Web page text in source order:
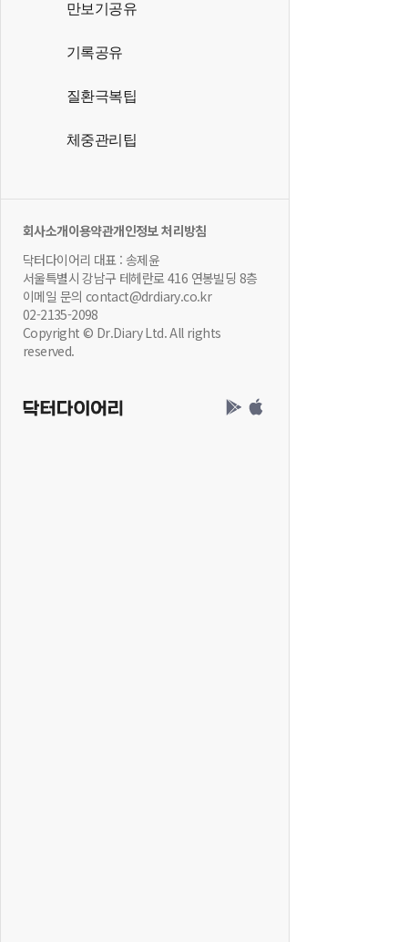
만보기공유
기록공유
질환극복팁
체중관리팁
회사소개이용약관개인정보 처리방침
닥터다이어리 대표 : 송제윤
서울특별시 강남구 테헤란로 416 연봉빌딩 8층
이메일 문의 contact@drdiary.co.kr
02-2135-2098
Copyright © Dr.Diary Ltd. All rights
reserved.